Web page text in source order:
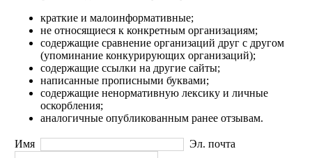
краткие и малоинформативные;
не относящиеся к конкретным организациям;
содержащие сравнение организаций друг с другом
(упоминание конкурирующих организаций);
содержащие ссылки на другие сайты;
написанные прописными буквами;
содержащие ненормативную лексику и личные
оскорбления;
аналогичные опубликованным ранее отзывам.
Имя Эл. почта